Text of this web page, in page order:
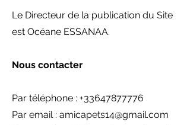
Le Directeur de la publication du Site
est Océane ESSANAA.
Nous contacter
Par téléphone : +33647877776
Par email : amicapets14@gmail.com